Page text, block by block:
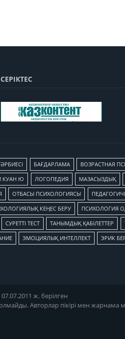
СЕРІКТЕС
БАҒДАРЛАМА ВОЗРАСТНАЯ
КУАН Ю ЛОГОПЕДИЯ МАЗАСЫЗДЫҚ
ОТБАСЫ ПСИХОЛОГИЯСЫ
КЕҢЕС БЕРУ ПСИХОЛОГИЯ
СУРЕТТІ ТЕСТ ТАНЫМДЫҚ ҚАБІЛЕТТЕР
ЭМОЦИЯЛЫҚ ИНТЕЛЛЕКТ ЭРИК
ж. берілген
Авторлар пікірі мен жарнама